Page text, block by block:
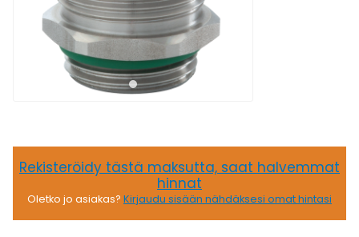
Rekisteröidy tästä maksutta, saat halvemmat
hinnat
Oletko jo asiakas? Kirjaudu sisään nähdäksesi omat hintasi